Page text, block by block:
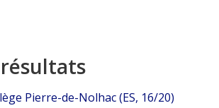
Pierre-de-Nolhac (ES, 16/20)